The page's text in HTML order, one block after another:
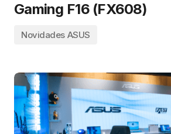
Gaming F16 (FX608)
Novidades ASUS